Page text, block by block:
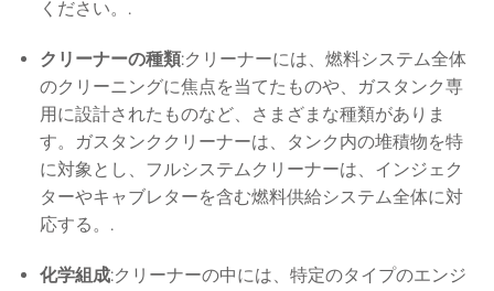
ください。.
クリーナーの種類:クリーナーには、燃料システム全体
のクリーニングに焦点を当てたものや、ガスタンク専
用に設計されたものなど、さまざまな種類がありま
す。ガスタンククリーナーは、タンク内の堆積物を特
に対象とし、フルシステムクリーナーは、インジェク
ターやキャブレターを含む燃料供給システム全体に対
応する。.
化学組成:クリーナーの中には、特定のタイプのエンジ